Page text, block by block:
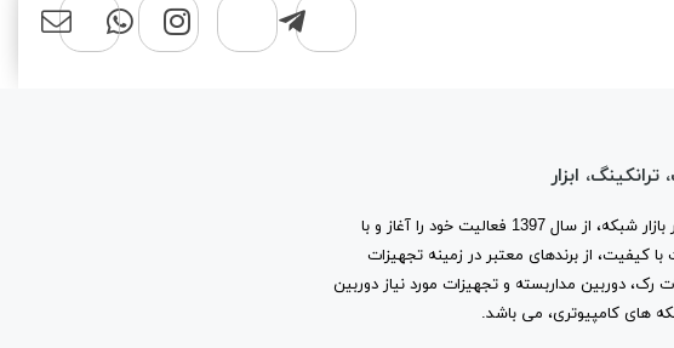
ابزار
فروشگاه اینترنتی سهند نت شاپ، با پشتوانه 15 سال تجربه در بازار شبکه، از سال 1397 فعالیت خود را آغاز و با
کیفیت، از برندهای معتبر در زمینه تجهیزات
رک، دوربین مداربسته و تجهیزات مورد نیاز دوربین
های کامپیوتری، می باشد.